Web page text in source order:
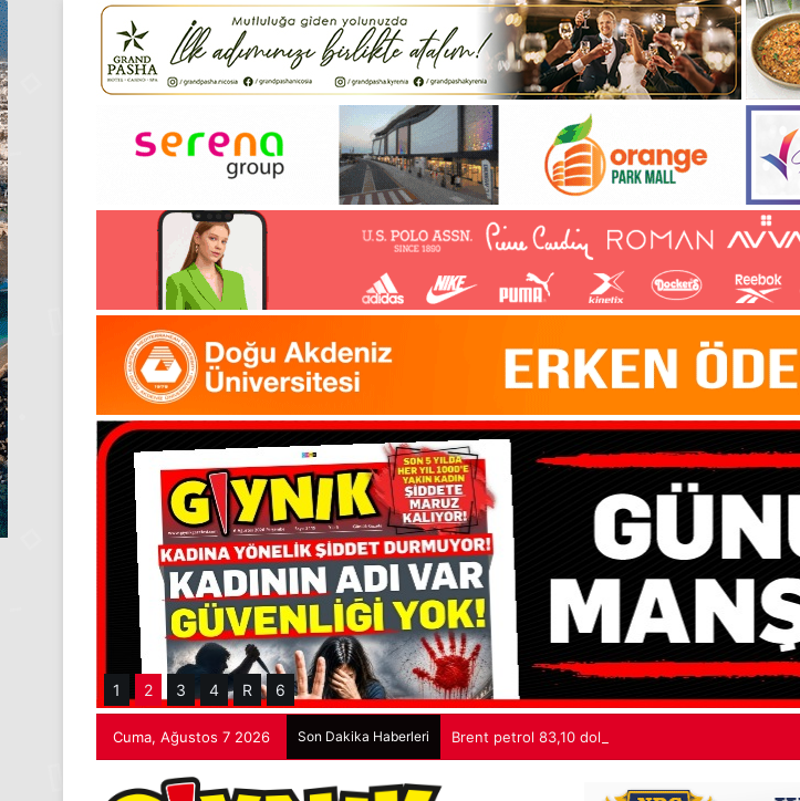
1 2 3 4 R 6
Cuma, Ağustos 7 2026 Son Dakika Haberleri Brent petrol 83,10 dolardan işlem görüyor